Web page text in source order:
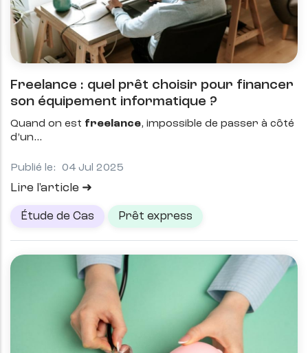
Freelance : quel prêt choisir pour financer
son équipement informatique ?
Quand on est freelance, impossible de passer à côté
d’un
Publié le: 04 Jul 2025
Lire l'article
Étude de Cas Prêt express